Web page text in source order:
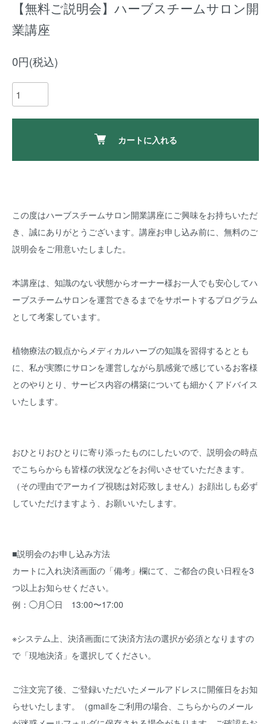
【無料ご説明会】ハーブスチームサロン開
業講座
0円(税込)
カートに入れる
この度はハーブスチームサロン開業講座にご興味をお持ちいただ
き、誠にありがとうございます。講座お申し込み前に、無料のご
説明会をご用意いたしました。
本講座は、知識のない状態からオーナー様お一人でも安心してハ
ーブスチームサロンを運営できるまでをサポートするプログラム
として考案しています。
植物療法の観点からメディカルハーブの知識を習得するととも
に、私が実際にサロンを運営しながら肌感覚で感じているお客様
とのやりとり、サービス内容の構築についても細かくアドバイス
いたします。
おひとりおひとりに寄り添ったものにしたいので、説明会の時点
でこちらからも皆様の状況などをお伺いさせていただきます。
（その理由でアーカイブ視聴は対応致しません）お顔出しも必ず
していただけますよう、お願いいたします。
■説明会のお申し込み方法
カートに入れ決済画面の「備考」欄にて、ご都合の良い日程を3
つ以上お知らせください。
例：◯月◯日 13:00〜17:00
※システム上、決済画面にて決済方法の選択が必須となりますの
で「現地決済」を選択してください。
ご注文完了後、ご登録いただいたメールアドレスに開催日をお知
らせいたします。（gmailをご利用の場合、こちらからのメール